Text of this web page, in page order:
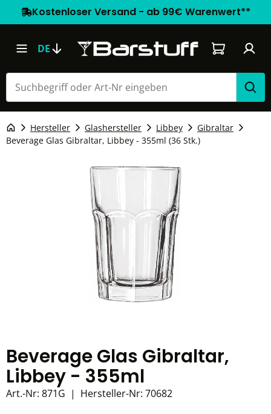
Kostenloser Versand - ab 99€ Warenwert**
DE Warenkorb
Hersteller Glashersteller Libbey
Gibraltar
Beverage Glas Gibraltar, Libbey - 355ml (36 Stk.)
Beverage Glas Gibraltar,
Libbey - 355ml
Art.-Nr: 871G | Hersteller-Nr: 70682